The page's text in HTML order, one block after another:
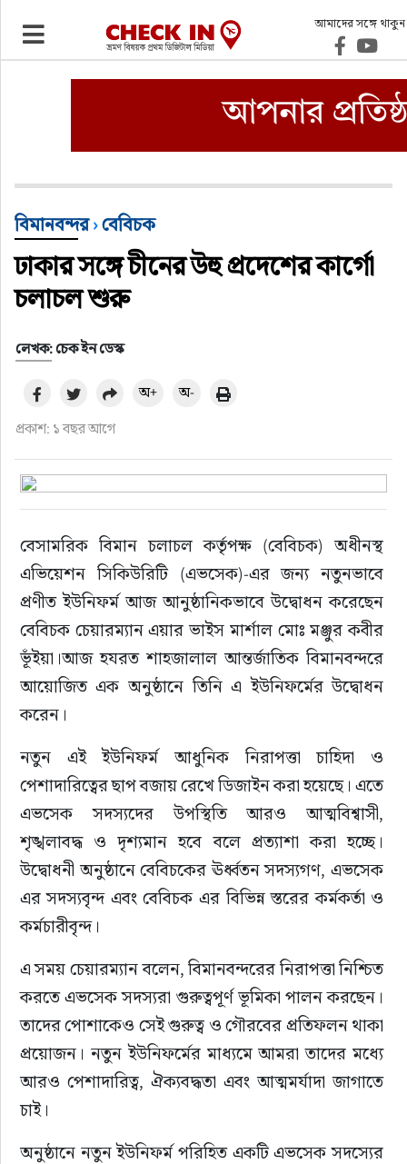
আমাদের সঙ্গে থাকুন
ভ্রমণ
ওটিএ
হোটেল-মোটেল-রিসোর্ট
বিদেশযাত্রা
প্রবাস
ফুড
হজ-ওমরাহ
আরও
বিমানবন্দর›বেবিচক
ঢাকার সঙ্গে চীনের উহু প্রদেশের কার্গো
চলাচল শুরু
লেখক: চেক ইন ডেস্ক
প্রকাশ: ১ বছর আগে
অ+ অ-
বেসামরিক বিমান চলাচল কর্তৃপক্ষ (বেবিচক) অধীনস্থ
এভিয়েশন সিকিউরিটি (এভসেক)-এর জন্য নতুনভাবে
প্রণীত ইউনিফর্ম আজ আনুষ্ঠানিকভাবে উদ্বোধন করেছেন
বেবিচক চেয়ারম্যান এয়ার ভাইস মার্শাল মোঃ মঞ্জুর কবীর
ভূঁইয়া।আজ হযরত শাহজালাল আন্তর্জাতিক বিমানবন্দরে
আয়োজিত এক অনুষ্ঠানে তিনি এ ইউনিফর্মের উদ্বোধন
করেন।
নতুন এই ইউনিফর্ম আধুনিক নিরাপত্তা চাহিদা ও
পেশাদারিত্বের ছাপ বজায় রেখে ডিজাইন করা হয়েছে। এতে
এভসেক সদস্যদের উপস্থিতি আরও আত্মবিশ্বাসী,
শৃঙ্খলাবদ্ধ ও দৃশ্যমান হবে বলে প্রত্যাশা করা হচ্ছে।
উদ্বোধনী অনুষ্ঠানে বেবিচকের ঊর্ধ্বতন সদস্যগণ, এভসেক
এর সদস্যবৃন্দ এবং বেবিচক এর বিভিন্ন স্তরের কর্মকর্তা ও
কর্মচারীবৃন্দ।
এ সময় চেয়ারম্যান বলেন, বিমানবন্দরের নিরাপত্তা নিশ্চিত
করতে এভসেক সদস্যরা গুরুত্বপূর্ণ ভূমিকা পালন করছেন।
তাদের পোশাকেও সেই গুরুত্ব ও গৌরবের প্রতিফলন থাকা
প্রয়োজন। নতুন ইউনিফর্মের মাধ্যমে আমরা তাদের মধ্যে
আরও পেশাদারিত্ব, ঐক্যবদ্ধতা এবং আত্মমর্যাদা জাগাতে
চাই।
অনুষ্ঠানে নতুন ইউনিফর্ম পরিহিত একটি এভসেক সদস্যের